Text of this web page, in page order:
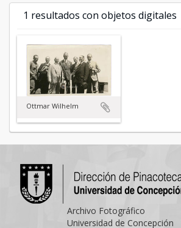
1 resultados con objetos digitales
Ottmar Wilhelm
Archivo Fotográfico
Universidad de Concepción